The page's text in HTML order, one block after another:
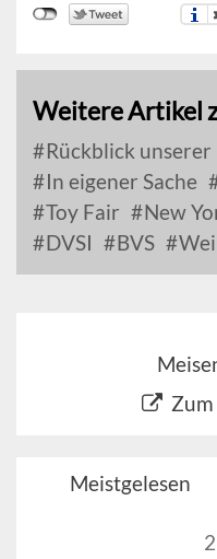
Weitere Artikel
Rückblick unserer
In eigener Sache
Toy Fair
New
DVSI
BVS
Meistgelesen